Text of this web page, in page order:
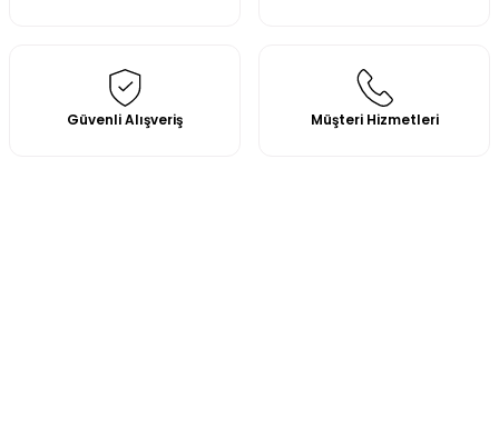
Güvenli Alışveriş Müşteri Hizmetleri